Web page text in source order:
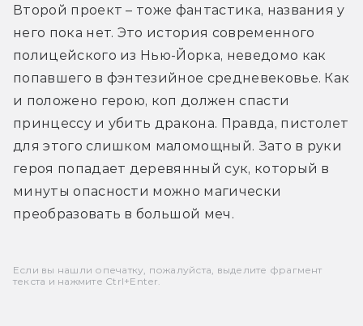
Второй проект – тоже фантастика, названия у
него пока нет. Это история современного
полицейского из Нью-Йорка, неведомо как
попавшего в фэнтезийное средневековье. Как
и положено герою, коп должен спасти
принцессу и убить дракона. Правда, пистолет
для этого слишком маломощный. Зато в руки
героя попадает деревянный сук, который в
минуты опасности можно магически
преобразовать в большой меч.
Если вы нашли опечатку, пожалуйста, выделите фрагмент
текста и нажмите Ctrl+Enter.